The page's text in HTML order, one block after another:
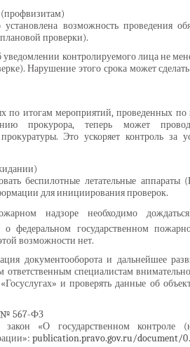
возможность проведения
проверки).
контролируемого лица не
Нарушение этого срока может сделать
по итогам мероприятий, проведенных
прокурора, теперь может
Это ускоряет контроль за
беспилотные летательные
для инициирования проверок.
надзоре необходимо дождаться
федеральном государственном
возможности нет.
документооборота и дальнейшее
специалистам
и проверять данные об
№ 567-ФЗ
«О государственном контроле
publication.pravo.gov.ru/document/